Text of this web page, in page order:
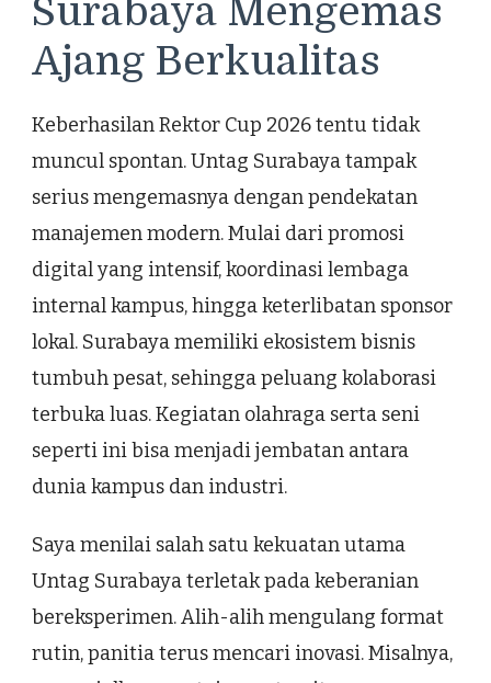
Surabaya Mengemas
Ajang Berkualitas
Keberhasilan Rektor Cup 2026 tentu tidak
muncul spontan. Untag Surabaya tampak
serius mengemasnya dengan pendekatan
manajemen modern. Mulai dari promosi
digital yang intensif, koordinasi lembaga
internal kampus, hingga keterlibatan sponsor
lokal. Surabaya memiliki ekosistem bisnis
tumbuh pesat, sehingga peluang kolaborasi
terbuka luas. Kegiatan olahraga serta seni
seperti ini bisa menjadi jembatan antara
dunia kampus dan industri.
Saya menilai salah satu kekuatan utama
Untag Surabaya terletak pada keberanian
bereksperimen. Alih-alih mengulang format
rutin, panitia terus mencari inovasi. Misalnya,